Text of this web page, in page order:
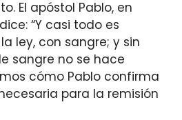
El apóstol Pablo, en
“Y casi todo es
ley, con sangre; y sin
sangre no se hace
cómo Pablo confirma
para la remisión